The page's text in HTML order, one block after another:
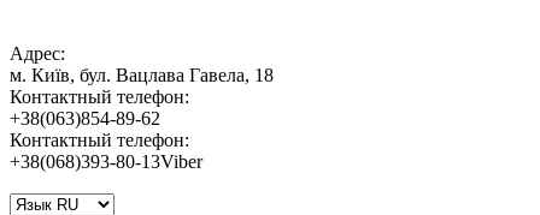
Адрес:
м. Київ, бул. Вацлава Гавела, 18
Контактный телефон:
+38(063)854-89-62
Контактный телефон:
+38(068)393-80-13Viber